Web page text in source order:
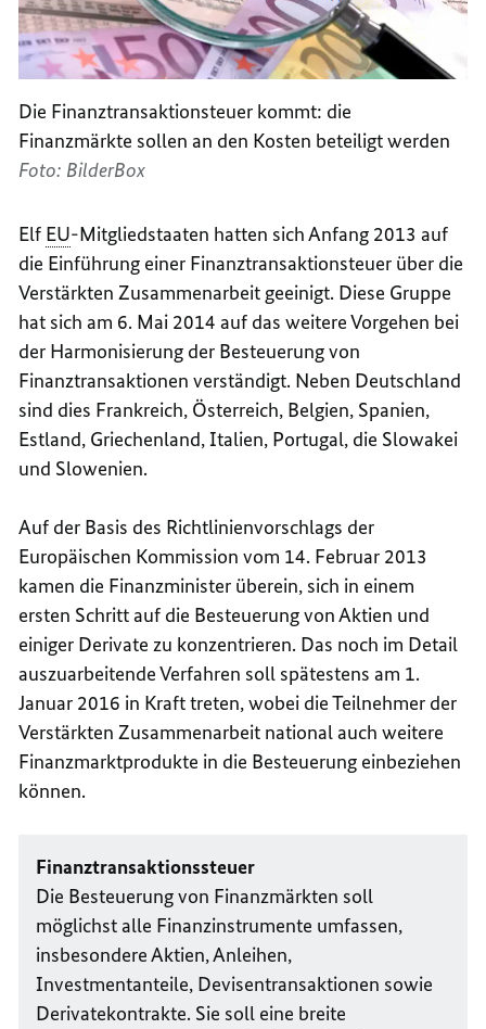
Die Finanztransaktionsteuer kommt: die
Finanzmärkte sollen an den Kosten beteiligt werden
Foto: BilderBox
Elf EU-Mitgliedstaaten hatten sich Anfang 2013 auf
die Einführung einer Finanztransaktionsteuer über die
Verstärkten Zusammenarbeit geeinigt. Diese Gruppe
hat sich am 6. Mai 2014 auf das weitere Vorgehen bei
der Harmonisierung der Besteuerung von
Finanztransaktionen verständigt. Neben Deutschland
sind dies Frankreich, Österreich, Belgien, Spanien,
Estland, Griechenland, Italien, Portugal, die Slowakei
und Slowenien.
Auf der Basis des Richtlinienvorschlags der
Europäischen Kommission vom 14. Februar 2013
kamen die Finanzminister überein, sich in einem
ersten Schritt auf die Besteuerung von Aktien und
einiger Derivate zu konzentrieren. Das noch im Detail
auszuarbeitende Verfahren soll spätestens am 1.
Januar 2016 in Kraft treten, wobei die Teilnehmer der
Verstärkten Zusammenarbeit national auch weitere
Finanzmarktprodukte in die Besteuerung einbeziehen
können.
Finanztransaktionssteuer
Die Besteuerung von Finanzmärkten soll
möglichst alle Finanzinstrumente umfassen,
insbesondere Aktien, Anleihen,
Investmentanteile, Devisentransaktionen sowie
Derivatekontrakte. Sie soll eine breite